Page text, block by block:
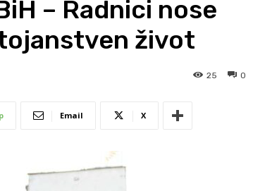
– Radnici nose
život
0
25
Email X